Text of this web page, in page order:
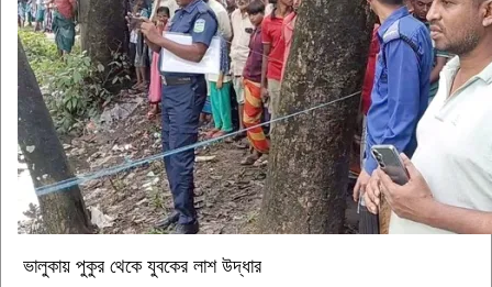
ভালুকায় পুকুর থেকে যুবকের লাশ উদ্ধার